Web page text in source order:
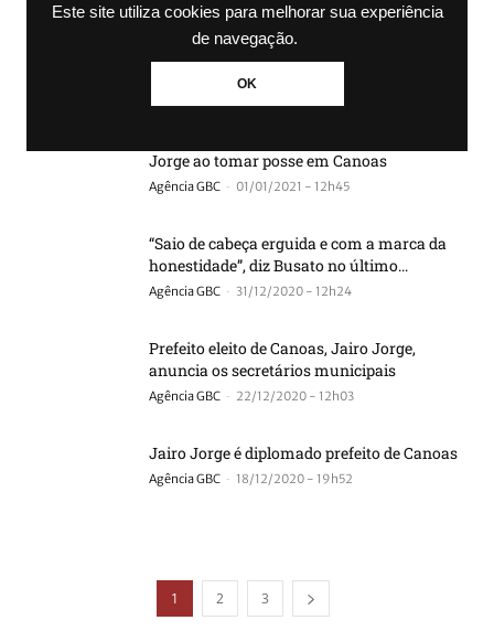
Este site utiliza cookies para melhorar sua experiência
de navegação.
OK
1° DIA COMO PREFEITO: Jairo Jorge vai
visitar todos os hospitais de Canoas
01/01/2021 - 13h19
Jorge ao tomar posse em Canoas
Agência GBC - 01/01/2021 - 12h45
“Saio de cabeça erguida e com a marca da
honestidade”, diz Busato no último...
Agência GBC - 31/12/2020 - 12h24
Prefeito eleito de Canoas, Jairo Jorge,
anuncia os secretários municipais
Agência GBC - 22/12/2020 - 12h03
Jairo Jorge é diplomado prefeito de Canoas
Agência GBC - 18/12/2020 - 19h52
1 2 3